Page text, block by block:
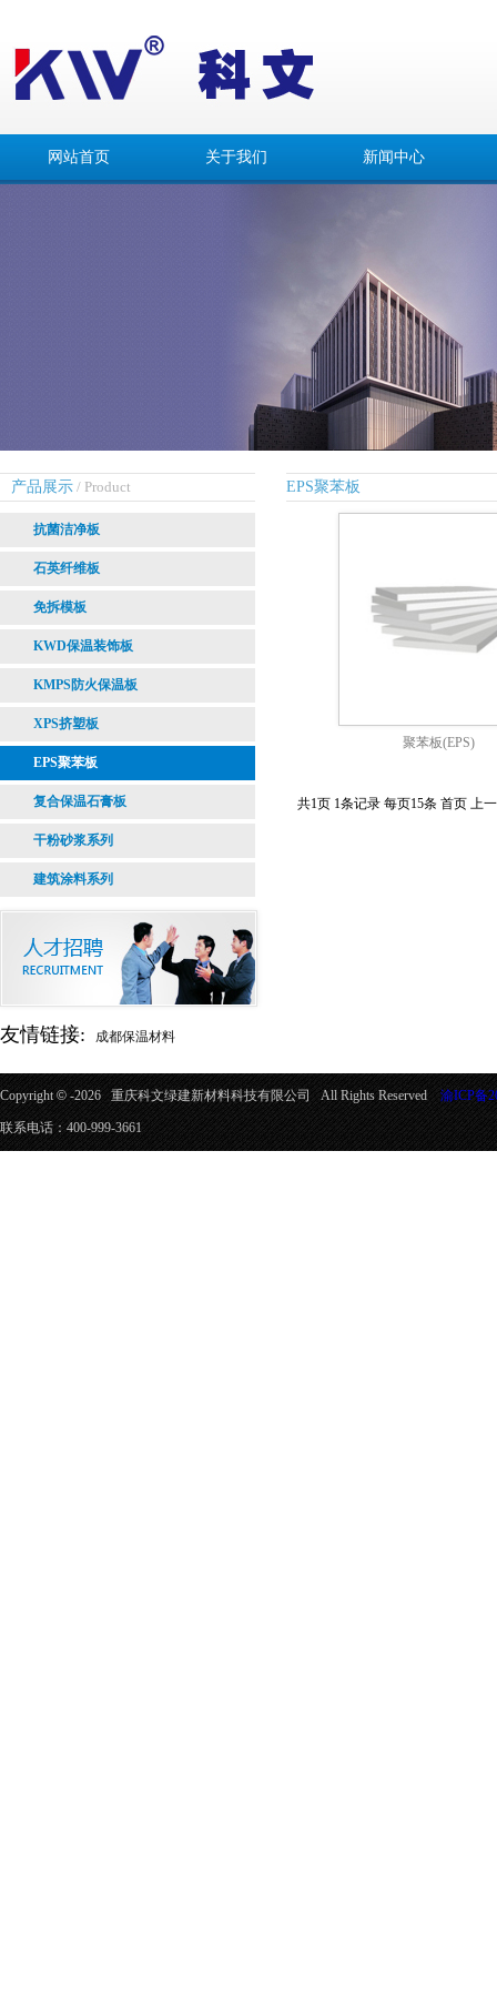
网站首页 关于我们 新闻中心
产品展示 / Product
抗菌洁净板
石英纤维板
免拆模板
KWD保温装饰板
KMPS防火保温板
XPS挤塑板
EPS聚苯板
复合保温石膏板
干粉砂浆系列
建筑涂料系列
EPS聚苯板
聚苯板(EPS)
共1页 1条记录 每页15条 首页 上
友情链接: 成都保温材料
Copyright© -2026 重庆科文绿建新材料科技有限公司 All Rights Reserved 渝ICP备
联系电话：400-999-3661